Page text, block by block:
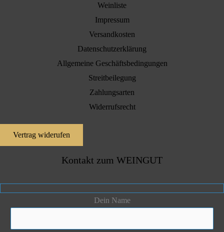
Weinliste
Impressum
Versandkosten
Datenschutzerklärung
Allgemeine Geschäftsbedingungen
Streitbeilegung
Zahlungsarten
Widerrufsrecht
Vertrag widerufen
Kontakt zum WEINGUT
Dein Name